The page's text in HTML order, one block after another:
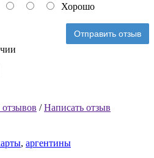
Хорошо
Отправить отзыв
отзывов /Написать отзыв
, аргентины